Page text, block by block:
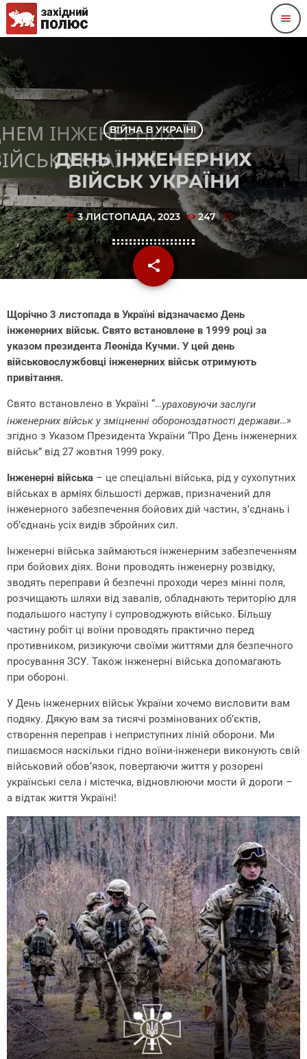
menu
ВІЙНА В УКРАЇНІ
ДЕНЬ ІНЖЕНЕРНИХ
ВІЙСЬК УКРАЇНИ
today 3 ЛИСТОПАДА, 2023 247
share
email
Щорічно 3 листопада в Україні відзначаємо День
інженерних військ. Свято встановлене в 1999 році за
указом президента Леоніда Кучми. У цей день
військовослужбовці інженерних військ отримують
привітання.
Свято встановлено в Україні “…ураховуючи заслуги
інженерних військ у зміцненні обороноздатності держави…»
згідно з Указом Президента України “Про День інженерних
військ” від 27 жовтня 1999 року.
Інженерні війська – це спеціальні війська, рід у сухопутних
військах в арміях більшості держав, призначений для
інженерного забезпечення бойових дій частин, з’єднань і
об’єднань усіх видів збройних сил.
Інженерні війська займаються інженерним забезпеченням
при бойових діях. Вони проводять інженерну розвідку,
зводять переправи й безпечні проходи через мінні поля,
розчищають шляхи від завалів, обладнають територію для
подальшого наступу і супроводжують військо. Більшу
частину робіт ці воїни проводять практично перед
противником, ризикуючи своїми життями для безпечного
просування ЗСУ. Також інженерні війська допомагають
при обороні.
У День інженерних військ України хочемо висловити вам
подяку. Дякую вам за тисячі розмінованих об’єктів,
створення переправ і неприступних ліній оборони. Ми
пишаємося наскільки гідно воїни-інженери виконують свій
військовий обов’язок, повертаючи життя у розорені
українські села і містечка, відновлюючи мости й дороги –
а відтак життя Україні!